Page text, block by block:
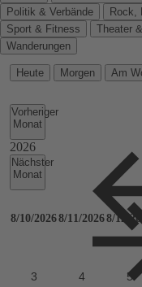
Politik & Verbände
Rock,
Sport & Fitness
Theater
Wanderungen
Heute Morgen Am
Vorheriger
Monat
Nächster
Monat